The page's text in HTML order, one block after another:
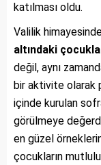
katılması oldu.
Valilik
altındaki
değil, aynı
bir aktivite olarak
içinde kurulan
görülmeye
en güzel
çocukların